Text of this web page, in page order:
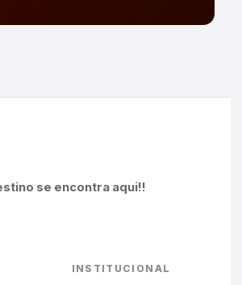
se encontra aqui!!
INSTITUCIONAL